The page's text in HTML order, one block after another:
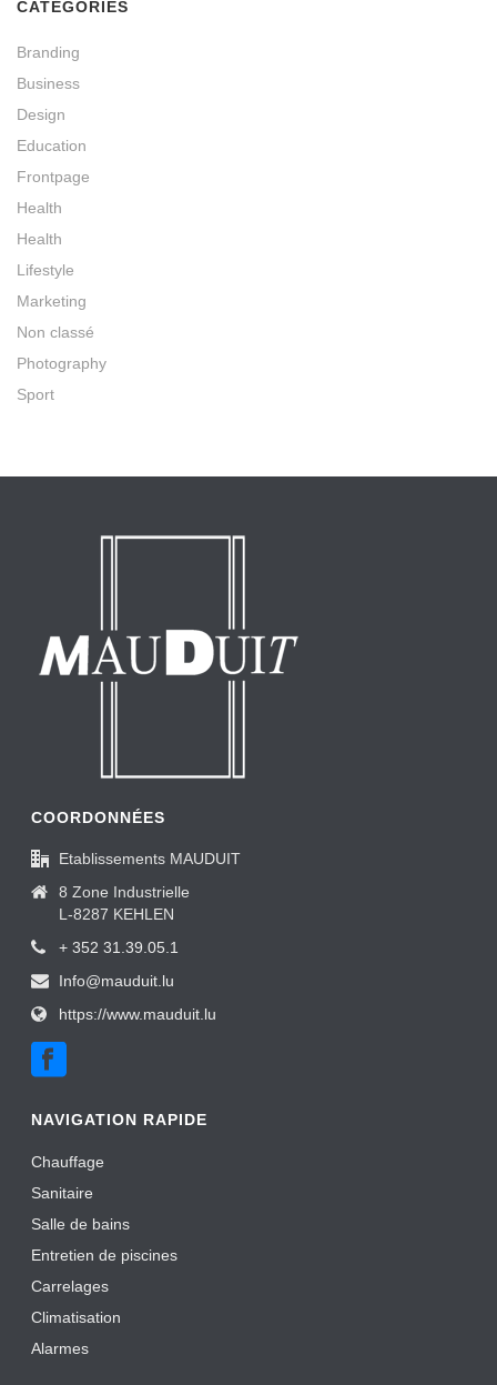
CATÉGORIES
Branding
Business
Design
Education
Frontpage
Health
Health
Lifestyle
Marketing
Non classé
Photography
Sport
COORDONNÉES
Etablissements MAUDUIT
8 Zone Industrielle
L-8287 KEHLEN
+ 352 31.39.05.1
Info@mauduit.lu
https://www.mauduit.lu
NAVIGATION RAPIDE
Chauffage
Sanitaire
Salle de bains
Entretien de piscines
Carrelages
Climatisation
Alarmes